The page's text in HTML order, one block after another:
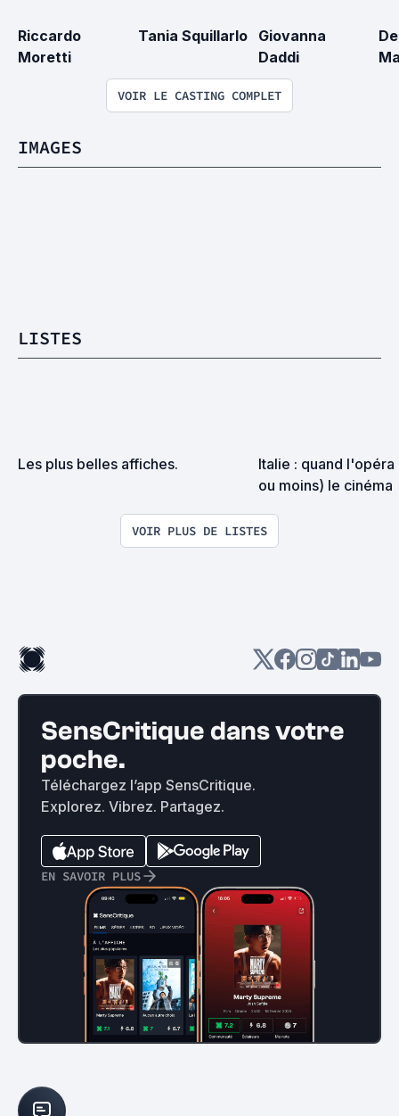
Riccardo
Moretti
Tania Squillarlo
Giovanna
Daddi
VOIR LE CASTING COMPLET
IMAGES
LISTES
Les plus belles affiches.
Italie : quand
ou moins) le cinéma
VOIR PLUS DE LISTES
SensCritique dans votre
poche.
Téléchargez l’app SensCritique.
Explorez. Vibrez. Partagez.
EN SAVOIR PLUS